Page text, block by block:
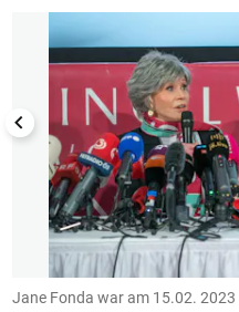
Jane Fonda war am 15.02.